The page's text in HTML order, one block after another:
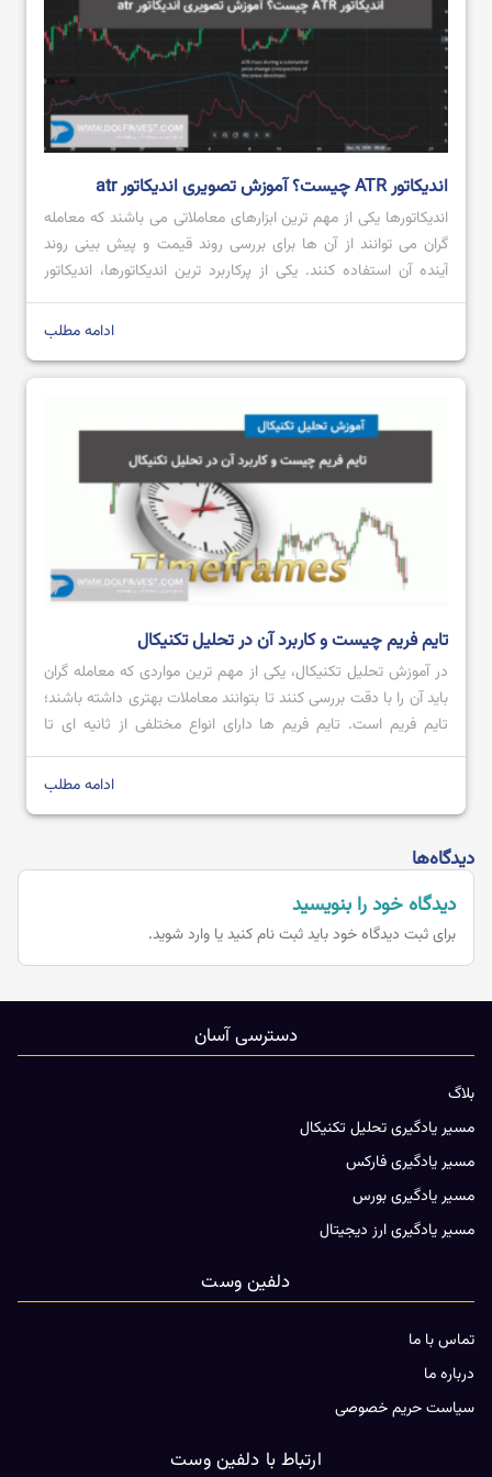
اندیکاتور ATR چیست؟ آموزش تصویری اندیکاتور atr
اندیکاتورها یکی از مهم ترین ابزارهای معاملاتی می باشند که معامله
گران می توانند از آن ها برای بررسی روند قیمت و پیش بینی روند
آینده آن استفاده کنند. یکی از پرکاربرد ترین اندیکاتورها، اندیکاتور
ATR است که محبوبیت بالایی میان معامله گران داشته و از آن
ادامه مطلب
تایم فریم چیست و کاربرد آن در تحلیل تکنیکال
در آموزش تحلیل تکنیکال، یکی از مهم ترین مواردی که معامله گران
باید آن را با دقت بررسی کنند تا بتوانند معاملات بهتری داشته باشند؛
تایم فریم است. تایم فریم‌ ها دارای انواع مختلفی از ثانیه ای تا
ماهانه می باشند که هر کدام با توجه به نیاز معامله گر می تواند یک
ادامه مطلب
دیدگاه‌ها
دیدگاه خود را بنویسید
برای ثبت دیدگاه خود بایدثبت نام کنید یا وارد شوید.
دسترسی آسان
بلاگ
مسیر یادگیری تحلیل تکنیکال
مسیر یادگیری فارکس
مسیر یادگیری بورس
مسیر یادگیری ارز دیجیتال
دلفین وست
تماس با ما
درباره ما
سیاست حریم خصوصی
ارتباط با دلفین وست